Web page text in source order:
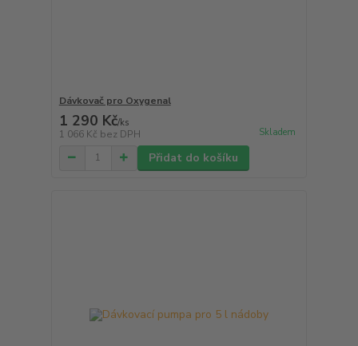
Dávkovač pro Oxygenal
1 290 Kč/ks
1 066 Kč bez DPH Skladem
Přidat do košíku